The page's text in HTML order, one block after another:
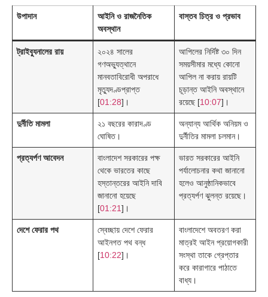
উপাদান
আইনি ও রাজনৈতিক
অবস্থান
বাস্তব চিত্র ও প্রভাব
ট্রাইব্যুনালের রায়
২০২৪ সালের
গণঅভ্যুত্থানে
মানবতাবিরোধী অপরাধে
মৃত্যুদণ্ডপ্রাপ্ত
[01:28]।
আপিলের নির্দিষ্ট ৩০ দিন
সময়সীমার মধ্যে কোনো
আপিল না করায় রায়টি
চূড়ান্ত আইনি অবস্থানে
রয়েছে [10:07]।
দুর্নীতি মামলা
২১ বছরের কারাদণ্ড
ঘোষিত।
অন্যান্য আর্থিক অনিয়ম ও
দুর্নীতির মামলা চলমান।
প্রত্যর্পণ আবেদন
বাংলাদেশ সরকারের পক্ষ
থেকে ভারতের কাছে
হস্তান্তরের আইনি দাবি
জানানো হয়েছে
[01:21]।
ভারত সরকারের আইনি
পর্যালোচনার কথা জানানো
হলেও আনুষ্ঠানিকভাবে
প্রত্যর্পণ ঝুলন্ত রয়েছে।
দেশে ফেরার পথ
স্বেচ্ছায় দেশে ফেরার
আইনগত পথ বন্ধ
[10:22]।
বাংলাদেশে অবতরণ করা
মাত্রই আইন প্রয়োগকারী
সংস্থা তাকে গ্রেপ্তার
করে কারাগারে পাঠাতে
বাধ্য।